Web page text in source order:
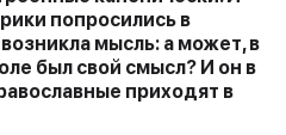
попросились в
мысль: а может, в
был свой смысл? И он в
приходят в